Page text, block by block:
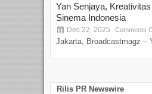
Yan Senjaya,
Sinema Indonesia
Dec 22, 2025 Comments
Jakarta, Broadcastmagz –
Rilis PR Newswire